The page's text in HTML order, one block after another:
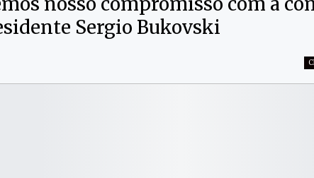
Sergio Bukovski